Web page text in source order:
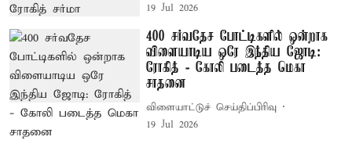
19 Jul 2026
400 சர்வதேச போட்டிகளில் ஒன்றாக
விளையாடிய ஒரே இந்திய ஜோடி:
ரோகித் - கோலி படைத்த மெகா
சாதனை
விளையாட்டுச் செய்திப்பிரிவு
19 Jul 2026